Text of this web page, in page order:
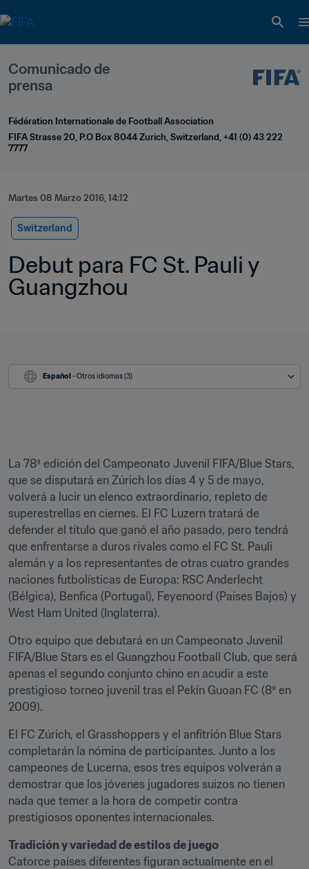
Comunicado de
prensa
Fédération Internationale de Football Association
FIFA Strasse 20, P.O Box 8044 Zurich, Switzerland, +41 (0) 43 222
7777
Martes 08 Marzo 2016, 14:12
Switzerland
Debut para FC St. Pauli y
Guangzhou
Español - Otros idiomas (3)
La 78ª edición del Campeonato Juvenil FIFA/Blue Stars,
que se disputará en Zúrich los días 4 y 5 de mayo,
volverá a lucir un elenco extraordinario, repleto de
superestrellas en ciernes. El FC Luzern tratará de
defender el título que ganó el año pasado, pero tendrá
que enfrentarse a duros rivales como el FC St. Pauli
alemán y a los representantes de otras cuatro grandes
naciones futbolísticas de Europa: RSC Anderlecht
(Bélgica), Benfica (Portugal), Feyenoord (Países Bajos) y
West Ham United (Inglaterra).
Otro equipo que debutará en un Campeonato Juvenil
FIFA/Blue Stars es el Guangzhou Football Club, que será
apenas el segundo conjunto chino en acudir a este
prestigioso torneo juvenil tras el Pekín Guoan FC (8º en
2009).
El FC Zúrich, el Grasshoppers y el anfitrión Blue Stars
completarán la nómina de participantes. Junto a los
campeones de Lucerna, esos tres equipos volverán a
demostrar que los jóvenes jugadores suizos no tienen
nada que temer a la hora de competir contra
prestigiosos oponentes internacionales.
Tradición y variedad de estilos de juego
Catorce países diferentes figuran actualmente en el